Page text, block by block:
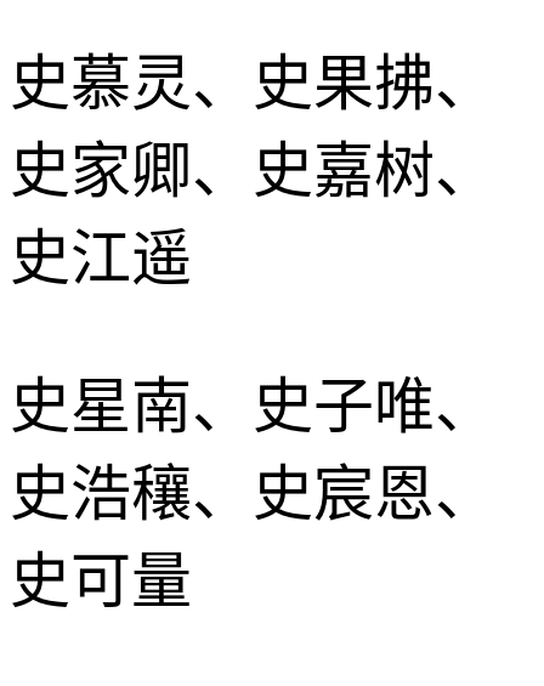
史慕灵、史果拂、
史家卿、史嘉树、
史江遥
史星南、史子唯、
史浩穰、史宸恩、
史可量